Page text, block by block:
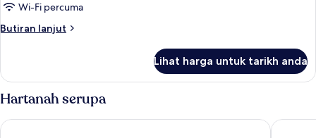
1
Raja
Club
Lounge
Wi-Fi percuma
Butiran lanjut
Butiran
Suite,
Katil
(King),
Lihat harga untuk tarikh anda
Hartanah serupa
Pan Pacific Singapore